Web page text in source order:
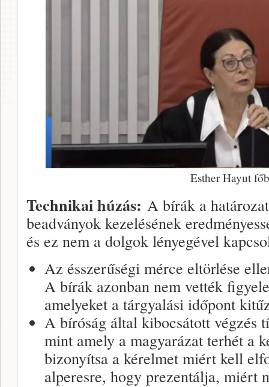
Esther Hayut
Technikai húzás: A bírák a
beadványok kezelésének
és ez nem a dolgok lényegével
Az ésszerűségi mérce eltörlése
A bírák azonban nem vették
amelyeket a tárgyalási időpont
A bíróság által kibocsátott végzés
mint amely a magyarázat terhét a
bizonyítsa a kérelmet miért kell
alperesre, hogy prezentálja, miért